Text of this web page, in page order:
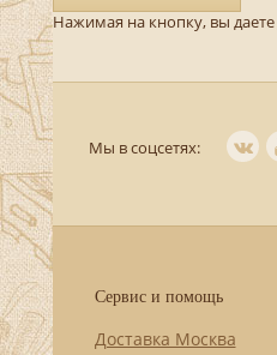
Нажимая на кнопку, вы даете
Мы в соцсетях:
Сервис и помощь
Доставка Москва